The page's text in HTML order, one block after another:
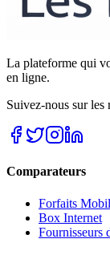
La plateforme qui
en ligne.
Suivez-nous sur les
Comparateurs
Forfaits
Box Internet
Fournisseurs